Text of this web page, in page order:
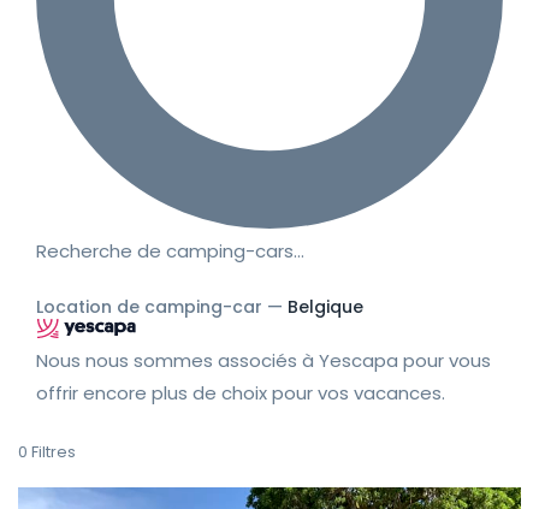
Recherche de camping-cars…
Location de camping-car — Belgique
Nous nous sommes associés à Yescapa pour vous
offrir encore plus de choix pour vos vacances.
0 Filtres